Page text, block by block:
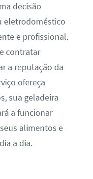
decisão
eletrodoméstico
e profissional.
contratar
a reputação da
ofereça
sua geladeira
a funcionar
alimentos e
a dia.